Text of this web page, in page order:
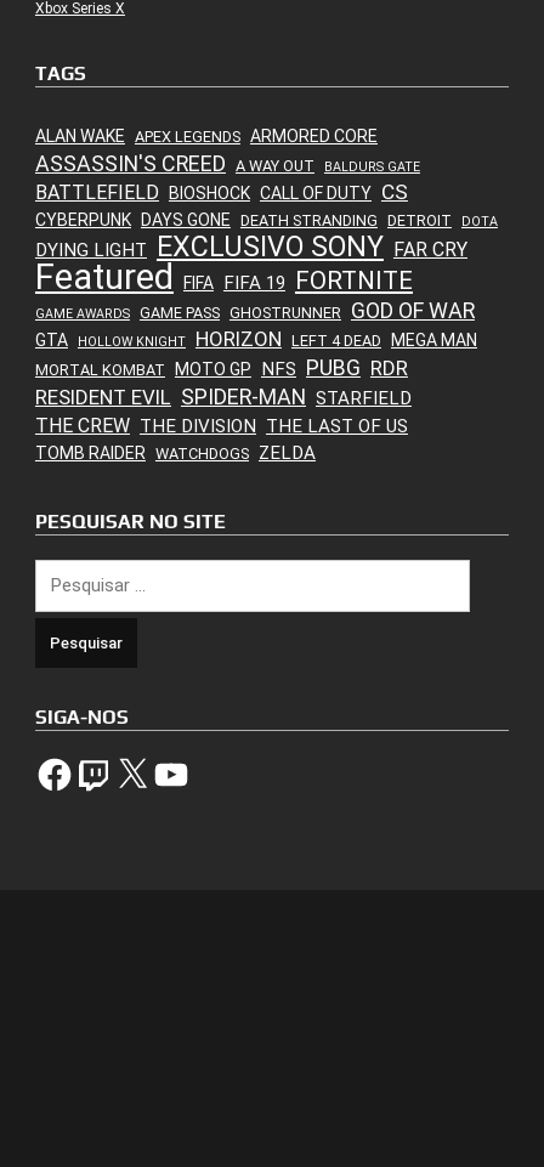
Xbox Series X
TAGS
ALAN WAKE APEX LEGENDS ARMORED CORE
ASSASSIN'S CREED A WAY OUT BALDURS GATE
BATTLEFIELD BIOSHOCK CALL OF DUTY CS
CYBERPUNK DAYS GONE DEATH STRANDING DETROIT DOTA
DYING LIGHT EXCLUSIVO SONY FAR CRY
Featured FIFA FIFA 19 FORTNITE
GAME AWARDS GAME PASS GHOSTRUNNER GOD OF WAR
GTA HOLLOW KNIGHT HORIZON LEFT 4 DEAD MEGA MAN
MORTAL KOMBAT MOTO GP NFS PUBG RDR
RESIDENT EVIL SPIDER-MAN STARFIELD
THE CREW THE DIVISION THE LAST OF US
TOMB RAIDER WATCHDOGS ZELDA
PESQUISAR NO SITE
por:
SIGA-NOS
FacebookTwitch X YouTube